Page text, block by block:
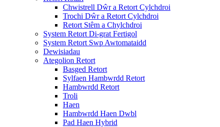
Chwistrell Dŵr a Retort Cylchdroi
Trochi Dŵr a Retort Cylchdroi
Retort Stêm a Chylchdroi
System Retort Di-grat Fertigol
System Retort Swp Awtomataidd
Dewisiadau
Ategolion Retort
Basged Retort
Sylfaen Hambwrdd Retort
Hambwrdd Retort
Troli
Haen
Hambwrdd Haen Dwbl
Pad Haen Hybrid